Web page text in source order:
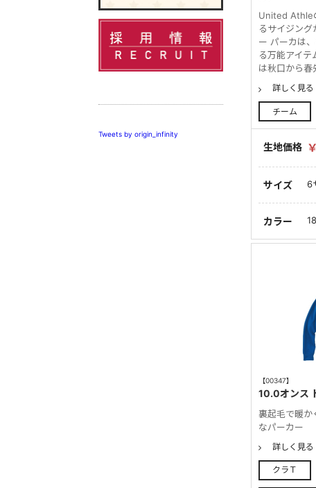
United Athle
るサイジン
ー パーカは
る万能アイ
は秋口から春
詳しく見る
チーム
生地価格
サイズ 6
カラー
【00347】
10.0オンス
裏起毛で暖か
なパーカー
詳しく見る
クラＴ
Tweets by origin_infinity